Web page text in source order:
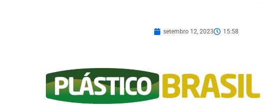
setembro 12, 2023 15:58